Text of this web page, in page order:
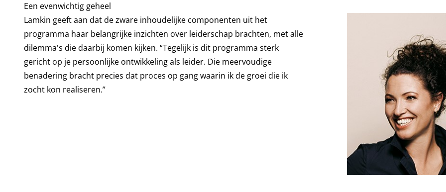
Een evenwichtig geheel
Lamkin geeft aan dat de zware inhoudelijke componenten uit het
programma haar belangrijke inzichten over leiderschap brachten, met alle
dilemma's die daarbij komen kijken. “Tegelijk is dit programma sterk
gericht op je persoonlijke ontwikkeling als leider. Die meervoudige
benadering bracht precies dat proces op gang waarin ik de groei die ik
zocht kon realiseren.”